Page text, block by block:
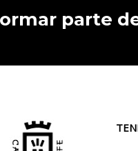
parte